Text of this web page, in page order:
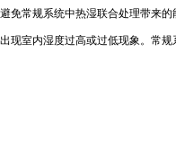
免常规系统中热湿联合处理带来
现室内湿度过高或过低现象。常